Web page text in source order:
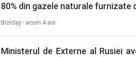
80% din gazele naturale furnizate
Biziday · acum 4 ani
Ministerul de Externe al Rusiei